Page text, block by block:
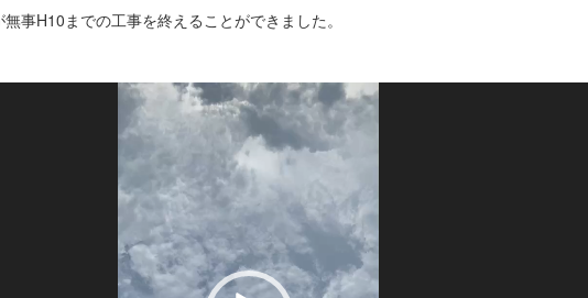
事H10までの工事を終えることができました。